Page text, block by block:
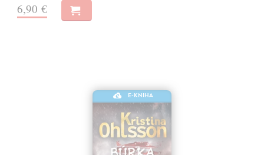
6,90 €
E-KNIHA